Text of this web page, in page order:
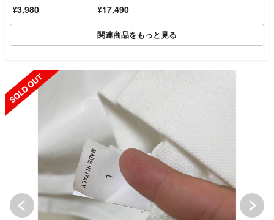
¥3,980 イボリー E21HJ205.7
63
¥17,490
関連商品をもっと見る